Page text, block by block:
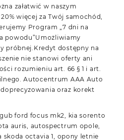
załatwić w naszym
więcej za Twój samochód,
Program „7 dni na
powodu”Umożliwiamy
próbnej.Kredyt dostępny na
nie stanowi oferty ani
rozumieniu art. 66 § 1 i art.
Autocentrum AAA Auto
oraz korekt
ford focus mk2, kia sorento
auris, autospectrum opole,
skoda octavia 1, opony letnie